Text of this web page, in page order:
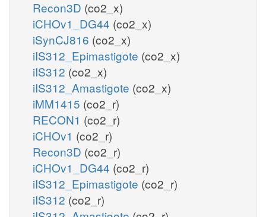
Recon3D (co2_x)
iCHOv1_DG44 (co2_x)
iSynCJ816 (co2_x)
iIS312_Epimastigote (co2_x)
iIS312 (co2_x)
iIS312_Amastigote (co2_x)
iMM1415 (co2_r)
RECON1 (co2_r)
iCHOv1 (co2_r)
Recon3D (co2_r)
iCHOv1_DG44 (co2_r)
iIS312_Epimastigote (co2_r)
iIS312 (co2_r)